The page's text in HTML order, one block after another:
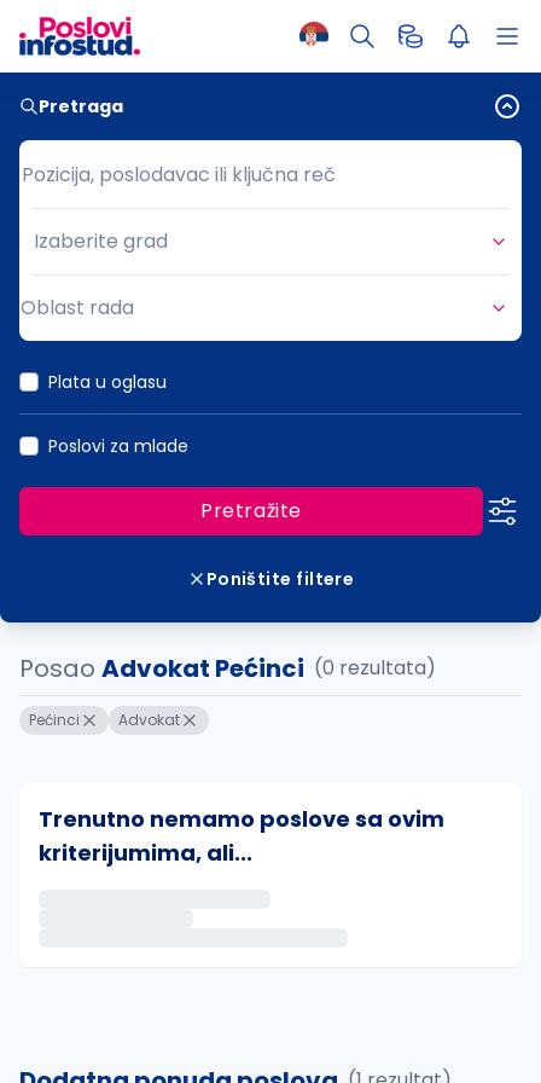
Pretraga
Pozicija, poslodavac ili ključna reč
Pozicija, poslodavac ili ključna reč
Grad
Izaberite grad
Oblast rada
Plata u oglasu
Poslovi za mlade
Pretražite
Poništite filtere
Posao Advokat Pećinci (0 rezultata)
Pećinci Advokat
Trenutno nemamo poslove sa ovim
kriterijumima, ali...